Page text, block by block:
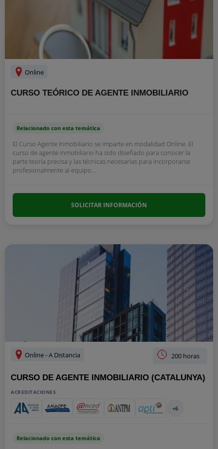
Online
CURSO TEÓRICO DE AGENTE INMOBILIARIO
Relacionado con esta temática
El Curso Agente Inmobiliario se imparte en modalidad Online. El
curso de agente inmobiliario ha sido diseñado para conocer la
parte teoría precisa y las técnicas necesarias para incorporarse
profesionalmente al equipo...
SOLICITAR INFORMACIÓN
Online - A Distancia 200 horas
CURSO DE AGENTE INMOBILIARIO (CATALUNYA)
ACREDITACIONES
+6
Relacionado con esta temática